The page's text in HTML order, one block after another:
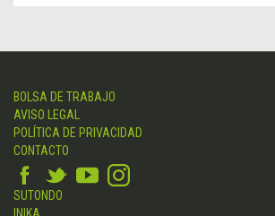
BOLSA DE TRABAJO
AVISO LEGAL
POLÍTICA DE PRIVACIDAD
CONTACTO
SUTONDO
INIKA